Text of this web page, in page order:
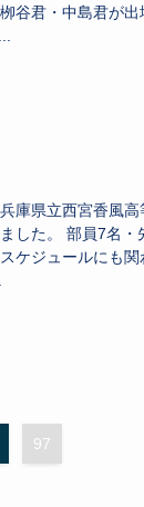
谷君・中島君が
庫県立西宮香風高
した。 部員7名
ケジュールにも
97